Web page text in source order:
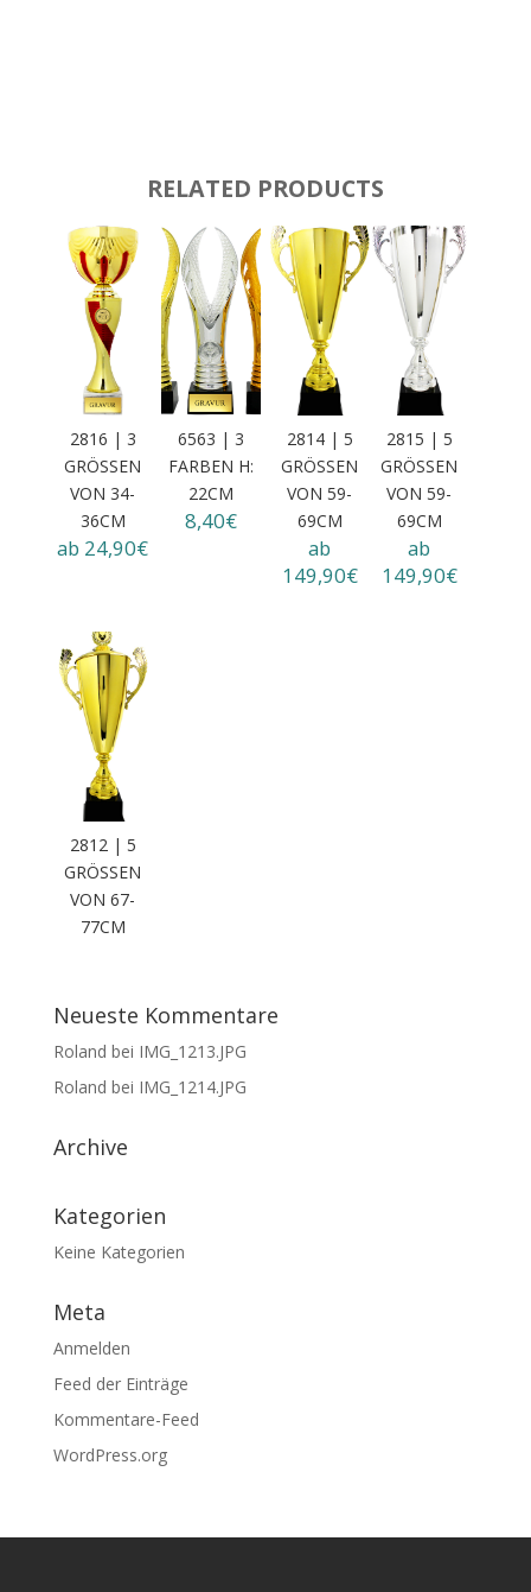
RELATED PRODUCTS
2816 | 3
GRÖSSEN
VON 34-3
6CM
ab 24,90€
6563 | 3
FARBEN H:
22CM
8,40€
2814 | 5
GRÖSSEN V
ON 59-6
9CM
ab
149,90€
2815 | 5
GRÖSSEN V
ON 59-6
9CM
ab
149,90€
2812 | 5
GRÖSSEN V
ON 67-7
7CM
Neueste Kommentare
Roland bei IMG_1213.JPG
Roland bei IMG_1214.JPG
Archive
Kategorien
Keine Kategorien
Meta
Anmelden
Feed der Einträge
Kommentare-Feed
WordPress.org